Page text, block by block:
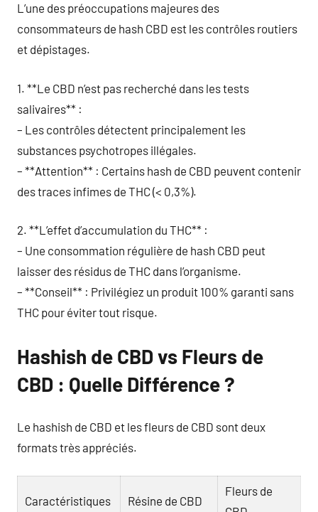
L’une des préoccupations majeures des
consommateurs de hash CBD est les contrôles routiers
et dépistages.
1. **Le CBD n’est pas recherché dans les tests
salivaires** :
– Les contrôles détectent principalement les
substances psychotropes illégales.
– **Attention** : Certains hash de CBD peuvent contenir
des traces infimes de THC (< 0,3%).
2. **L’effet d’accumulation du THC** :
– Une consommation régulière de hash CBD peut
laisser des résidus de THC dans l’organisme.
– **Conseil** : Privilégiez un produit 100% garanti sans
THC pour éviter tout risque.
Hashish de CBD vs Fleurs de
CBD : Quelle Différence ?
Le hashish de CBD et les fleurs de CBD sont deux
formats très appréciés.
Caractéristiques Résine de CBD
Fleurs de